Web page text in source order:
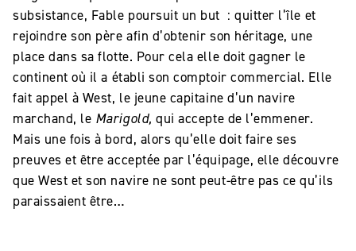
subsistance, Fable poursuit un but : quitter l’île et
rejoindre son père afin d’obtenir son héritage, une
place dans sa flotte. Pour cela elle doit gagner le
continent où il a établi son comptoir commercial. Elle
fait appel à West, le jeune capitaine d’un navire
marchand, le Marigold,qui accepte de l’emmener.
Mais une fois à bord, alors qu’elle doit faire ses
preuves et être acceptée par l’équipage, elle découvre
que West et son navire ne sont peut-être pas ce qu’ils
paraissaient être…